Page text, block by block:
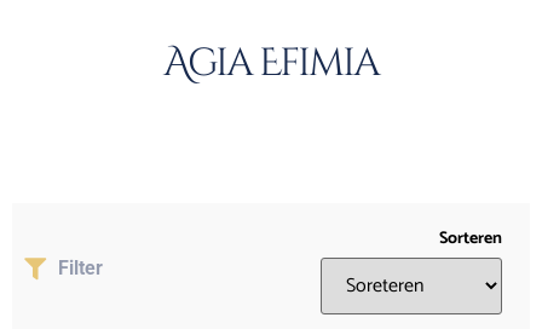
Agia Efimia
Filter
Sorteren